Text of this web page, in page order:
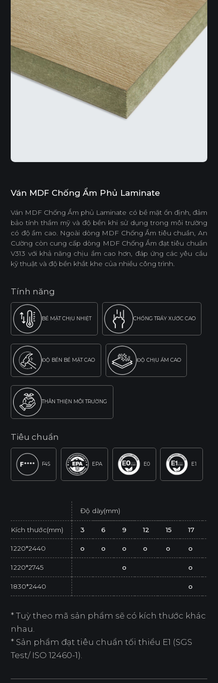
Ván MDF Chống Ẩm Phủ Laminate
Ván MDF Chống Ẩm phủ Laminate có bề mặt ổn định, đảm
bảo tính thẩm mỹ và độ bền khi sử dụng trong môi trường
có độ ẩm cao. Ngoài dòng MDF Chống Ẩm tiêu chuẩn, An
Cường còn cung cấp dòng MDF Chống Ẩm đạt tiêu chuẩn
V313 với khả năng chịu ẩm cao hơn, đáp ứng các yêu cầu
kỹ thuật và độ bền khắt khe của nhiều công trình.
Tính năng
BỀ MẶT CHỊU NHIỆT CHỐNG TRẦY XƯỚC CAO
ĐỘ BỀN BỀ MẶT CAO ĐỘ CHỊU ẨM CAO
THÂN THIỆN MÔI TRƯỜNG
Tiêu chuẩn
F4S EPA E0 E1
Độ dày(mm)
Kích thước(mm) 3 6 9 12 15 17
1220*2440 o o o o o o
1220*2745 o o
1830*2440 o
* Tuỳ theo mã sản phẩm sẽ có kích thước khác
nhau.
* Sản phẩm đạt tiêu chuẩn tối thiểu E1 (SGS
Test/ ISO 12460-1).